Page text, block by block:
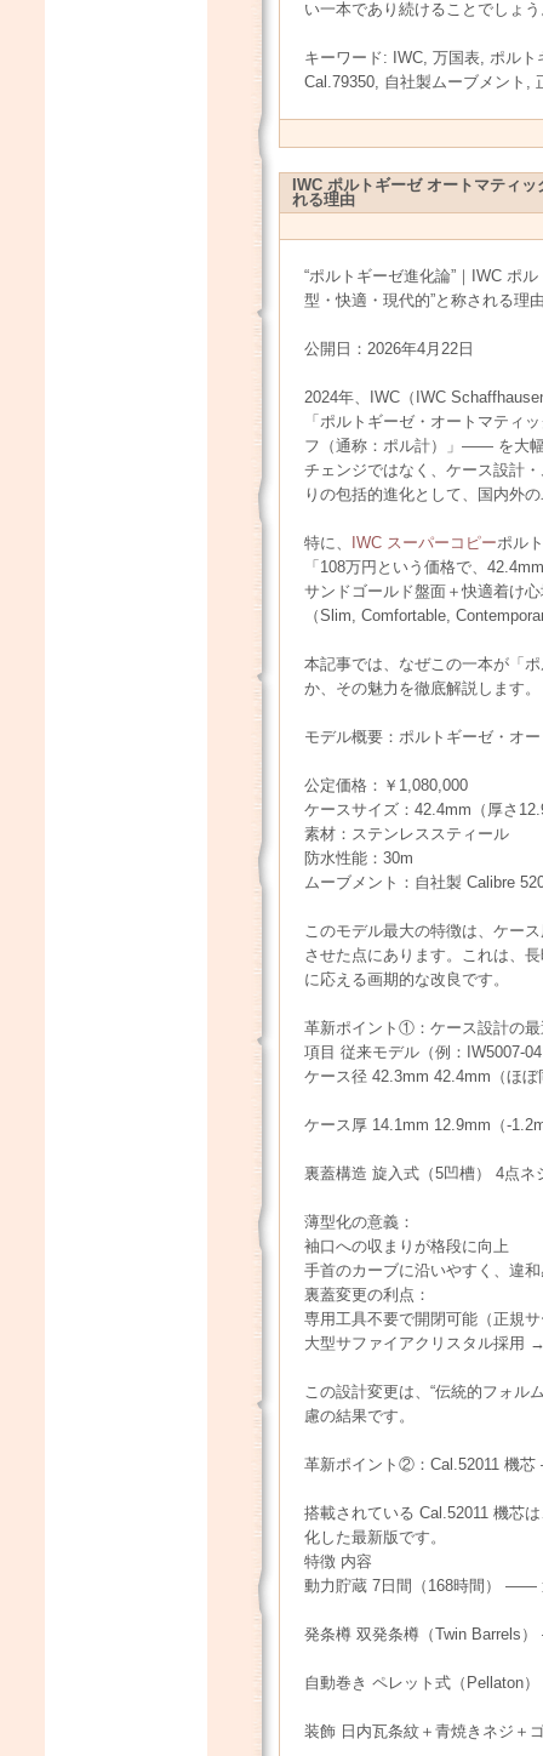
い一本であり続けることでしょ
キーワード: IWC, 万国表, ポル
Cal.79350, 自社製ムーブメント,
IWC ポルトギーゼ オートマティ
れる理由
“ポルトギーゼ進化論”｜IWC ポ
型・快適・現代的”と称される理
公開日：2026年4月22日
2024年、IWC（IWC
「ポルトギーゼ・オートマティ
フ（通称：ポル計）」—— を大
チェンジではなく、ケース設計
りの包括的進化として、国内外
特に、 IWC スーパーコピーポル
「108万円という価格で、
サンドゴールド盤面＋快適着け
（Slim, Comfortable,
本記事では、なぜこの一本が「
か、その魅力を徹底解説します。
モデル概要：ポルトギーゼ・オ
公定価格：￥1,080,000
ケースサイズ：42.4mm（厚さ
素材：ステンレススティール
防水性能：30m
ムーブメント：自社製 Calibre
このモデル最大の特徴は、ケー
させた点にあります。これは、
に応える画期的な改良です。
革新ポイント①：ケース設計の
項目 従来モデル（例：IW5007-
ケース径 42.3mm 42.4mm（ほぼ
ケース厚 14.1mm 12.9mm（-
裏蓋構造 旋入式（5凹槽） 4点ネ
薄型化の意義：
袖口への収まりが格段に向上
手首のカーブに沿いやすく、違
裏蓋変更の利点：
専用工具不要で開閉可能（正規
大型サファイアクリスタル採用
この設計変更は、“伝統的フォル
慮の結果です。
革新ポイント②：Cal.52011 機
搭載されている Cal.52011 機芯
化した最新版です。
特徴 内容
動力貯蔵 7日間（168時間） ——
発条樽 双発条樽（Twin Barrels
自動巻き ペレット式（Pellaton
装飾 日内瓦条紋＋青焼きネジ＋